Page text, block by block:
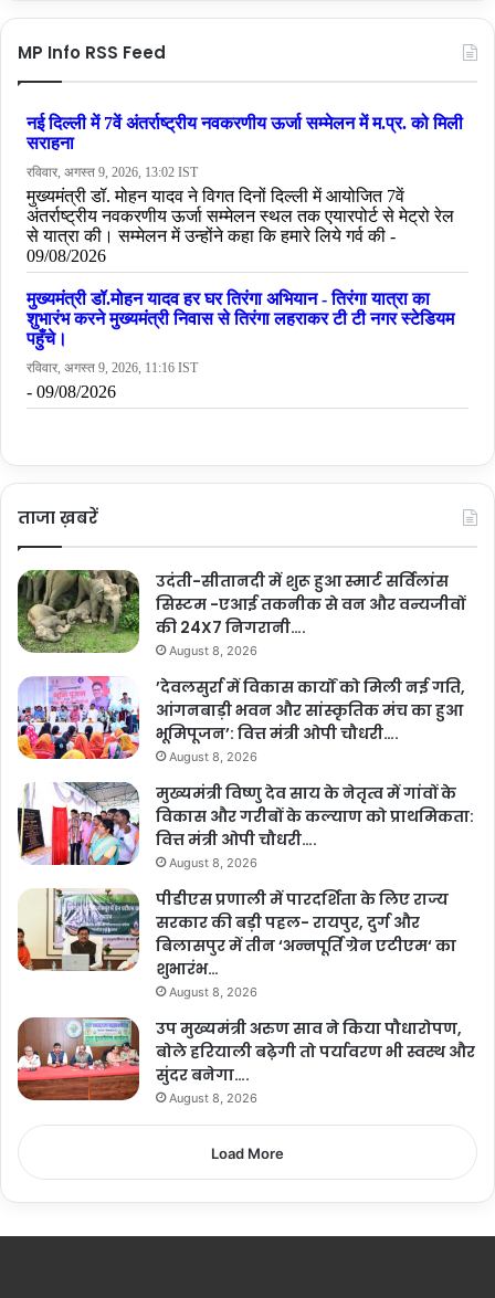
MP Info RSS Feed
ताजा ख़बरें
उदंती-सीतानदी में शुरू हुआ स्मार्ट सर्विलांस
सिस्टम -एआई तकनीक से वन और वन्यजीवों
की 24X7 निगरानी….
August 8, 2026
’देवलसुर्रा में विकास कार्यों को मिली नई गति,
आंगनबाड़ी भवन और सांस्कृतिक मंच का हुआ
भूमिपूजन’: वित्त मंत्री ओपी चौधरी….
August 8, 2026
मुख्यमंत्री विष्णु देव साय के नेतृत्व में गांवों के
विकास और गरीबों के कल्याण को प्राथमिकता:
वित्त मंत्री ओपी चौधरी….
August 8, 2026
पीडीएस प्रणाली में पारदर्शिता के लिए राज्य
सरकार की बड़ी पहल- रायपुर, दुर्ग और
बिलासपुर में तीन ‘अन्नपूर्ति ग्रेन एटीएम‘ का
शुभारंभ…
August 8, 2026
उप मुख्यमंत्री अरुण साव ने किया पौधारोपण,
बोले हरियाली बढ़ेगी तो पर्यावरण भी स्वस्थ और
सुंदर बनेगा….
August 8, 2026
Load More